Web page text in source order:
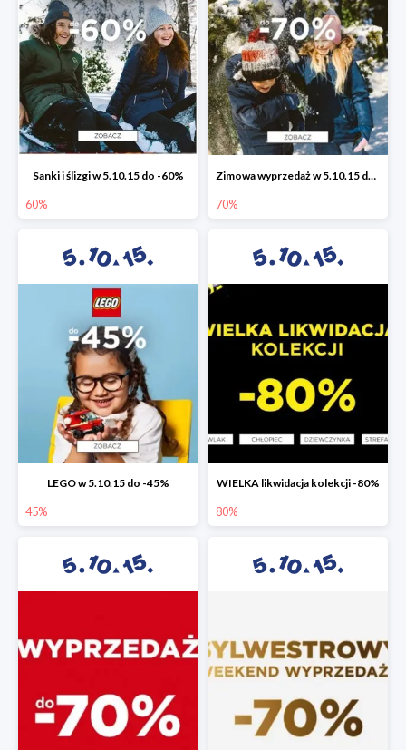
Sanki i ślizgi w 5.10.15 do -60%
60%
Zimowa wyprzedaż w 5.10.15 do -70%
70%
LEGO w 5.10.15 do -45%
45%
WIELKA likwidacja kolekcji -80%
80%